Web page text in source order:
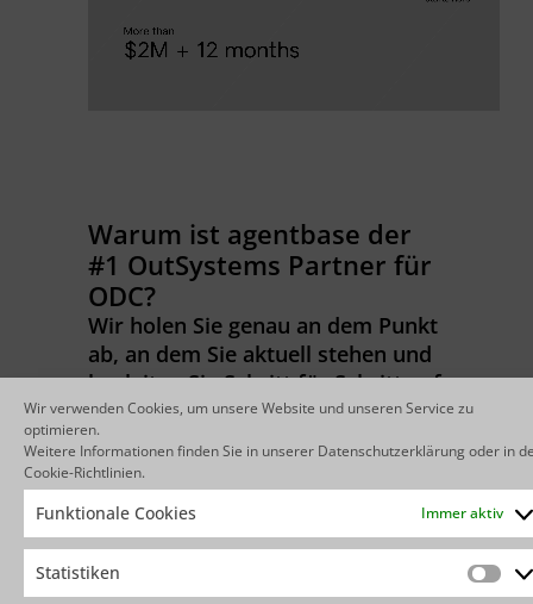
Wir verwenden Cookies, um unsere Website und unseren Service zu
optimieren.
Weitere Informationen finden Sie in unserer Datenschutzerklärungoder in
Cookie-Richtlinien.
Funktionale Cookies Immer aktiv
Statistiken
Warum ist agentbase der
#1 OutSystems Partner für
ODC?
Wir holen Sie genau an dem Punkt
ab, an dem Sie aktuell stehen und
begleiten Sie Schritt für Schritt auf
Ihrem Weg mit ODC.